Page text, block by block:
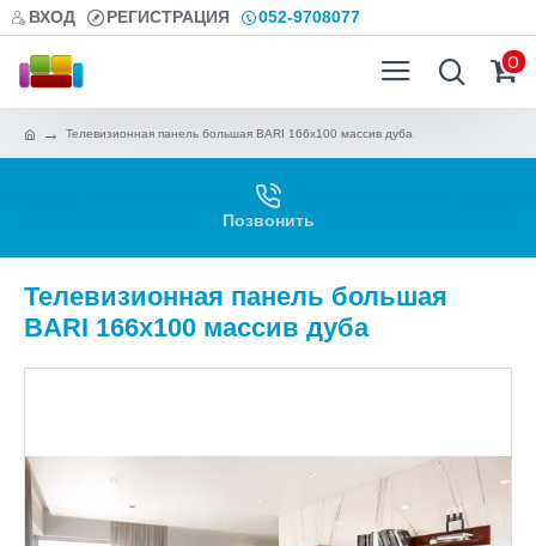
ВХОД РЕГИСТРАЦИЯ 052-9708077
0
Телевизионная панель большая BARI 166х100 массив дуба
Позвонить
Телевизионная панель большая
BARI 166х100 массив дуба